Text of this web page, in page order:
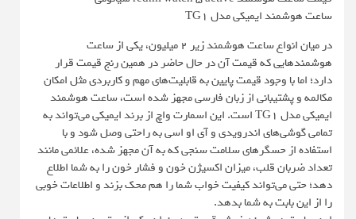
ساعت هوشمند ایمیکی مدل TG1
در میان انواع ساعت هوشمند زیر ۲ میلیون، یکی از ساعت
هوشمندهایی که قیمت آن در حال حاضر در همین رنج قیمت قرار
دارد؛ اما با وجود قیمت پایین به قابلیت‌های مهم و کاربردی مثل امکان
مکالمه و پشتیبانی از زبان فارسی مجهز شده است، ساعت هوشمند
ایمیکی مدل TG1 است. این اسمارت واچ از برند ایمیکی می‌تواند به
تمامی گوشی‌های اندرویدی و آی او اسی به راحتی وصل شود و با
استفاده از حسگرهای سلامت سنجی که به آن مجهز شده، علائمی مانند
تعداد ضربان قلب، میزان اکسیژن خون و فشار خون را به شما اطلاع
دهد؛ حتی می‌تواند کیفیت خواب شما را هم محک بزند و اطلاعات خوبی
را از این بابت به شما بدهد.